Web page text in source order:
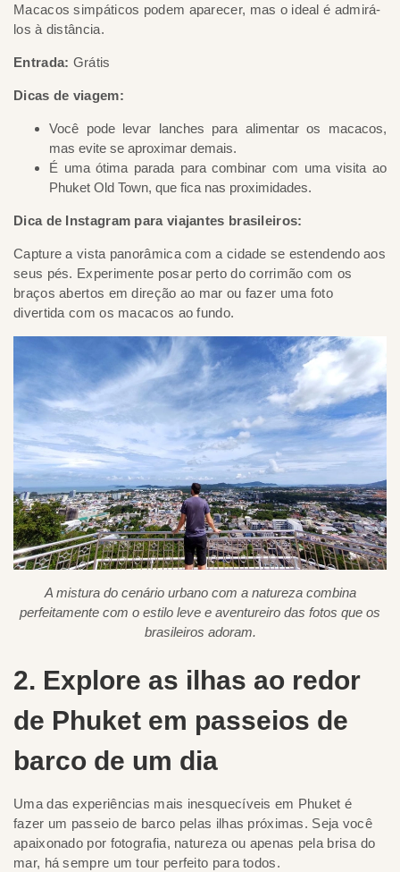
Macacos simpáticos podem aparecer, mas o ideal é admirá-
los à distância.
Entrada: Grátis
Dicas de viagem:
Você pode levar lanches para alimentar os macacos,
mas evite se aproximar demais.
É uma ótima parada para combinar com uma visita ao
Phuket Old Town, que fica nas proximidades.
Dica de Instagram para viajantes brasileiros:
Capture a vista panorâmica com a cidade se estendendo aos
seus pés. Experimente posar perto do corrimão com os
braços abertos em direção ao mar ou fazer uma foto
divertida com os macacos ao fundo.
A mistura do cenário urbano com a natureza combina
perfeitamente com o estilo leve e aventureiro das fotos que os
brasileiros adoram.
2. Explore as ilhas ao redor
de Phuket em passeios de
barco de um dia
Uma das experiências mais inesquecíveis em Phuket é
fazer um passeio de barco pelas ilhas próximas. Seja você
apaixonado por fotografia, natureza ou apenas pela brisa do
mar, há sempre um tour perfeito para todos.